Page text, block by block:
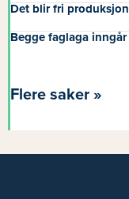
Det blir fri
Begge faglaga
Flere saker »